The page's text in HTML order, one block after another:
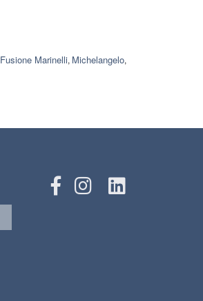
Fusione Marinelli, Michelangelo,